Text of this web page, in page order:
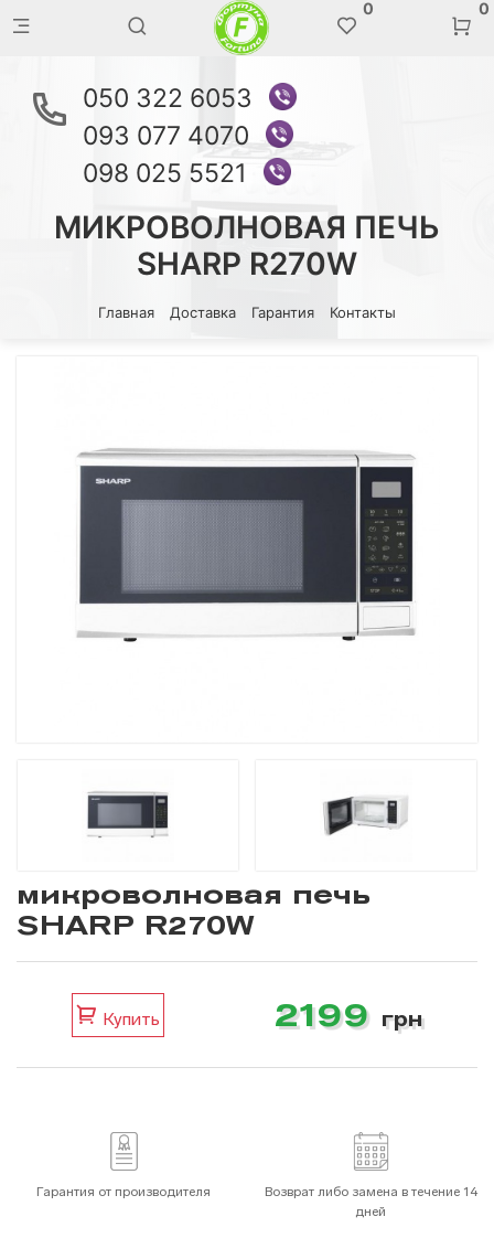
0 0
050 322 6053
093 077 4070
098 025 5521
МИКРОВОЛНОВАЯ ПЕЧЬ
SHARP R270W
Главная Доставка Гарантия Контакты
микроволновая печь
SHARP R270W
Купить 2199 грн
Гарантия от производителя
Возврат либо замена в течение 14
дней